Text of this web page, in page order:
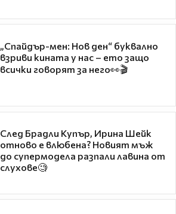
„Спайдър-мен: Нов ден“ буквално
взриви кината у нас – ето защо
всички говорят за него👀🎬
След Брадли Купър, Ирина Шейк
отново е влюбена? Новият мъж
до супермодела разпали лавина от
слухове🧐